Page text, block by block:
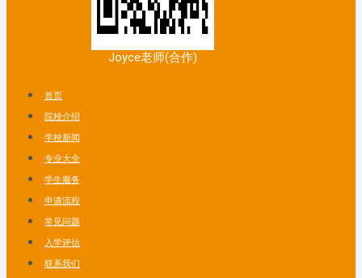
Joyce老师(合作)
首页
院校介绍
学校新闻
专业大全
学生服务
申请流程
常见问题
入学评估
联系我们